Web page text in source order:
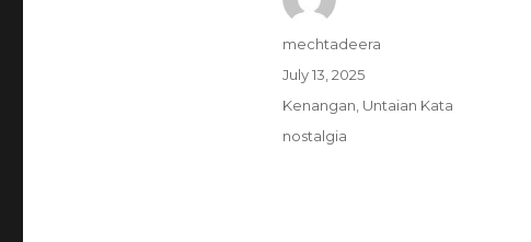
Author
mechtadeera
Posted
July 13, 2025
Categories
Kenangan Untaian Kata
Tags
nostalgia